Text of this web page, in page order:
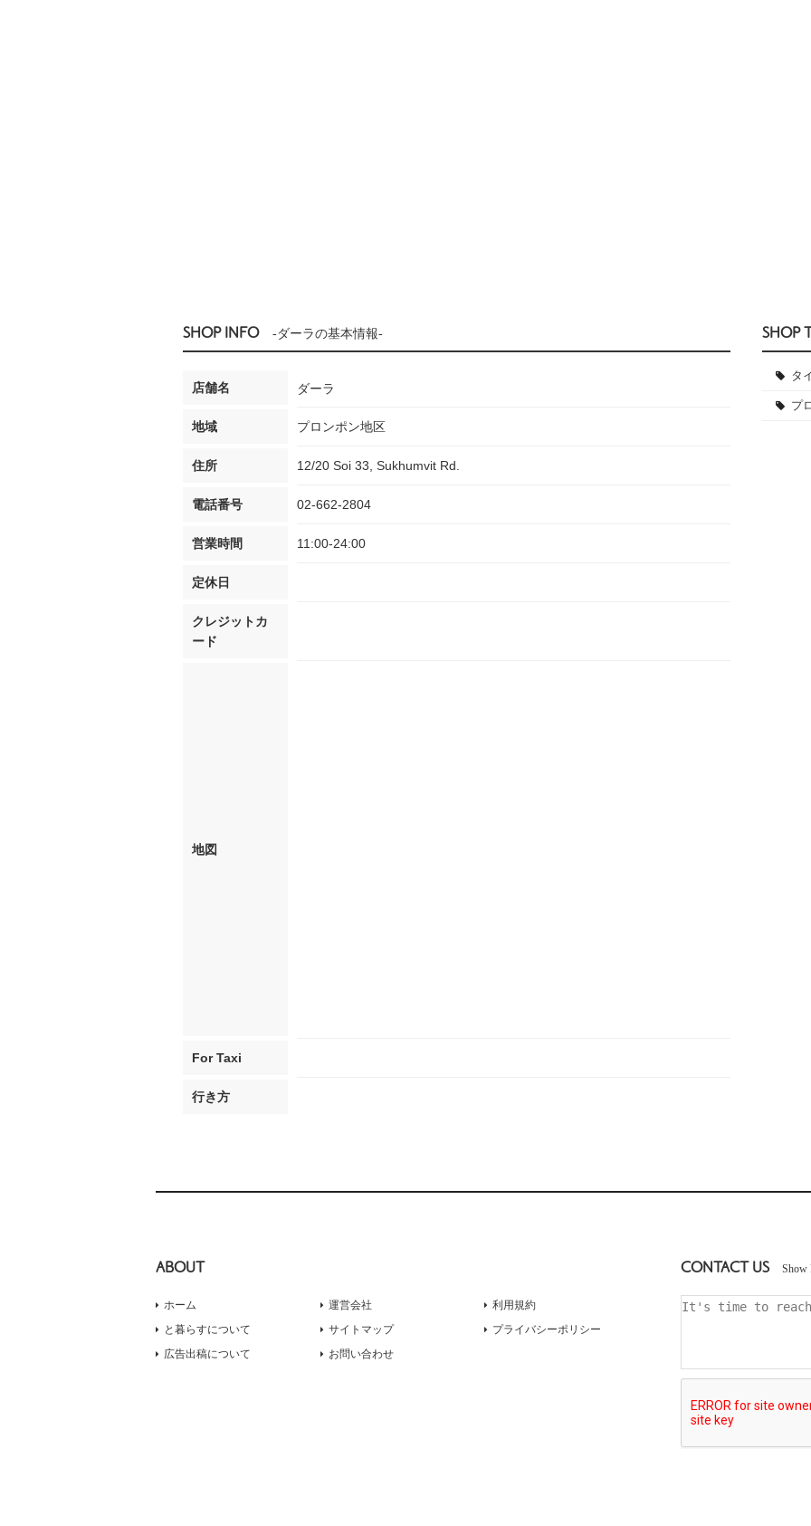
SHOP INFO -ダーラの基本情報-
店舗名 ダーラ
地域 プロンポン地区
住所 12/20 Soi 33, Sukhumvit Rd.
電話番号 02-662-2804
営業時間 11:00-24:00
定休日
クレジットカ
ード
地図
For Taxi
行き方
SHOP
タ
プ
ABOUT
ホーム
と暮らすについて
広告出稿について
運営会社
サイトマップ
お問い合わせ
利用規約
プライバシーポリシー
CONTACT US Show